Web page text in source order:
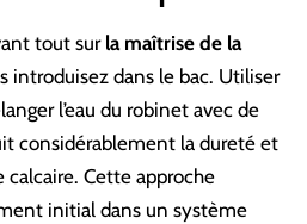
tout sur la maîtrise de la
introduisez dans le bac. Utiliser
l’eau du robinet avec de
considérablement la dureté et
Cette approche
initial dans un système